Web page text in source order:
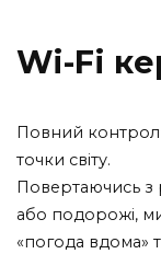
Wi-Fi
Повний
точки світу.
Повертаючись з
або подорожі,
«погода вдома»